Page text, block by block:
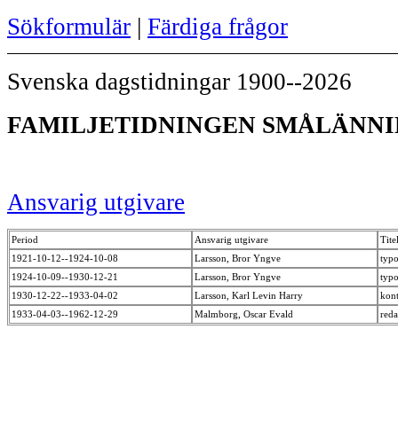
Sökformulär | Färdiga frågor
Svenska dagstidningar 1900--2026
FAMILJETIDNINGEN
Ansvarig utgivare
Period Ansvarig utgivare
Titel
1921-10-12--1924-10-08
Larsson, Bror Yngve
1924-10-09--1930-12-21
Larsson, Bror Yngve
1930-12-22--1933-04-02
Larsson, Karl Levin Harry
1933-04-03--1962-12-29
Malmborg, Oscar Evald